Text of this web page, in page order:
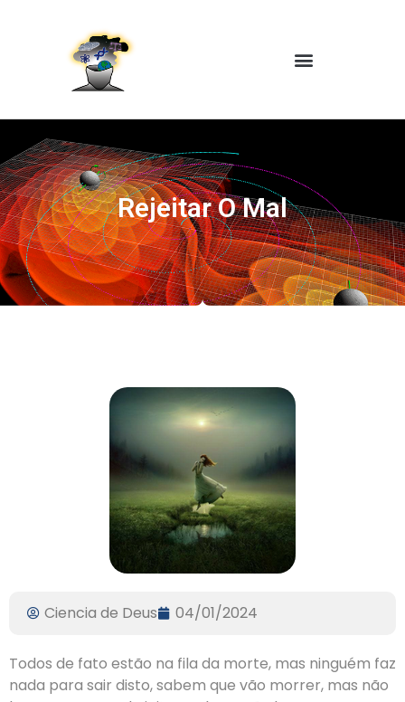
Rejeitar O Mal
Ciencia de Deus 04/01/2024
Todos de fato estão na fila da morte, mas ninguém faz
nada para sair disto, sabem que vão morrer, mas não